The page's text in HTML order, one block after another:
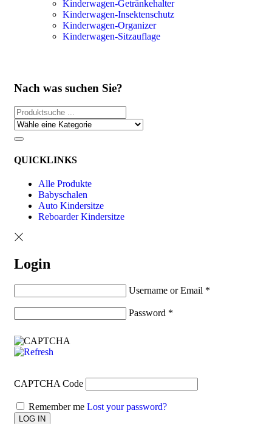
Kinderwagen-Getränkehalter
Kinderwagen-Insektenschutz
Kinderwagen-Organizer
Kinderwagen-Sitzauflage
Nach was suchen Sie?
QUICKLINKS
Alle Produkte
Babyschalen
Auto Kindersitze
Reboarder Kindersitze
Login
Username or Email *
Password *
CAPTCHA Code
Remember me Lost your password?